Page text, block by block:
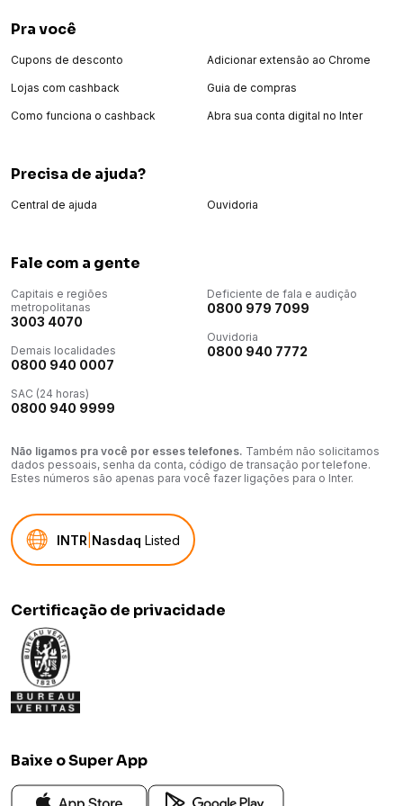
Pra você
Cupons de desconto
Lojas com cashback
Como funciona o cashback
Adicionar extensão ao Chrome
Guia de compras
Abra sua conta digital no Inter
Precisa de ajuda?
Central de ajuda Ouvidoria
Fale com a gente
Capitais e regiões
metropolitanas
3003 4070
Demais localidades
0800 940 0007
SAC (24 horas)
0800 940 9999
Deficiente de fala e audição
0800 979 7099
Ouvidoria
0800 940 7772
Não ligamos pra você por esses telefones. Também não solicitamos
dados pessoais, senha da conta, código de transação por telefone.
Estes números são apenas para você fazer ligações para o Inter.
INTR Nasdaq Listed
Certificação de privacidade
Baixe o Super App